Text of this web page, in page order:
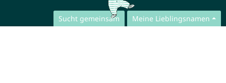
Sucht gemeinsam Meine Lieblingsnamen